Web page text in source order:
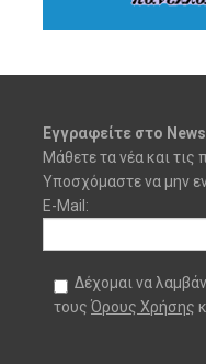
Εγγραφείτε στο
Μάθετε τα νέα και
Υποσχόμαστε να μην
E-Mail:
Δέχομαι να
τους Όρους Χρήσης